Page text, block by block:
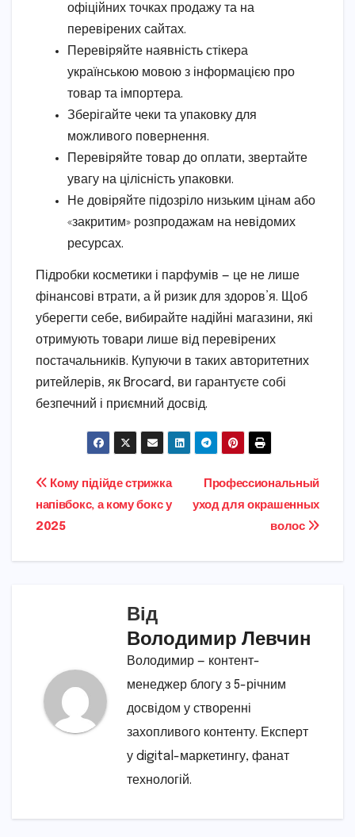
офіційних точках продажу та на
перевірених сайтах.
Перевіряйте наявність стікера
українською мовою з інформацією про
товар та імпортера.
Зберігайте чеки та упаковку для
можливого повернення.
Перевіряйте товар до оплати, звертайте
увагу на цілісність упаковки.
Не довіряйте підозріло низьким цінам або
«закритим» розпродажам на невідомих
ресурсах.
Підробки косметики і парфумів — це не лише
фінансові втрати, а й ризик для здоров’я. Щоб
уберегти себе, вибирайте надійні магазини, які
отримують товари лише від перевірених
постачальників. Купуючи в таких авторитетних
ритейлерів, як Brocard, ви гарантуєте собі
безпечний і приємний досвід.
Навігація
записів
Профессиональный
уход для окрашенных
волос
Кому підійде стрижка
напівбокс, а кому бокс у
2025
Від
Володимир Левчин
Володимир — контент-
менеджер блогу з 5-річним
досвідом у створенні
захопливого контенту. Експерт
у digital-маркетингу, фанат
технологій.